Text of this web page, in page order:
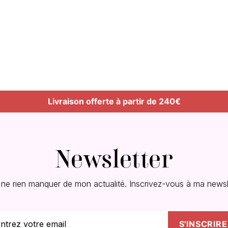
Livraison offerte à partir de 240€
Newsletter
rien manquer de mon actualité. Inscrivez-vous à ma